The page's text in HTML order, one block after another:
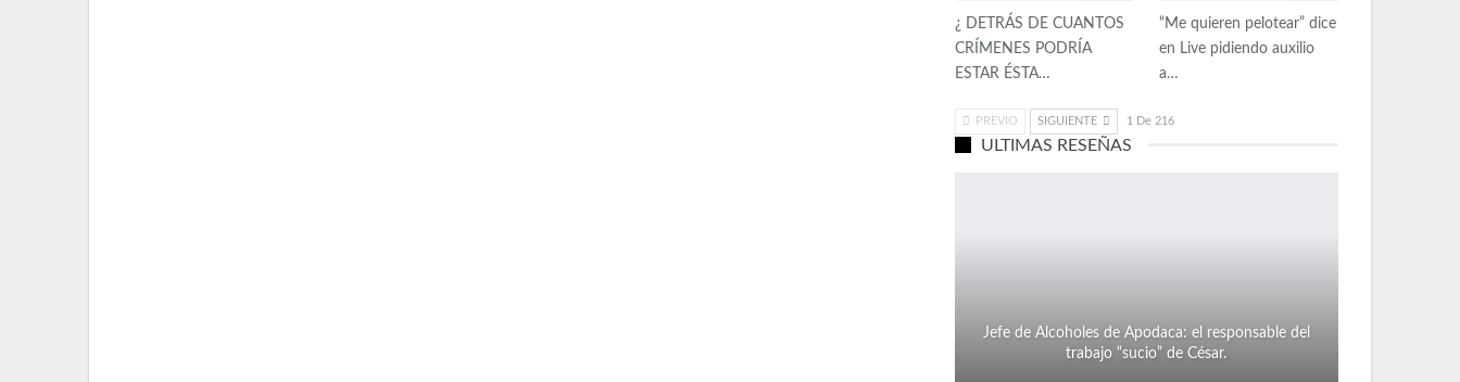
¿ DETRÁS DE CUANTOS
CRÍMENES PODRÍA
ESTAR ÉSTA…
“Me quieren pelotear” dice
en Live pidiendo auxilio
a…
PREVIO SIGUIENTE 1 De 216
ULTIMAS RESEÑAS
Jefe de Alcoholes de Apodaca: el responsable del
trabajo “sucio” de César.